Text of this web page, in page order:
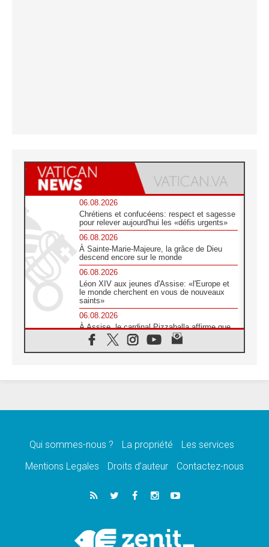
06.08.2026
Chrétiens et confucéens: respect et sagesse
pour relever aujourd'hui les «défis urgents»
06.08.2026
À Sainte-Marie-Majeure, la grâce de Dieu
descend encore sur le monde
06.08.2026
Léon XIV aux jeunes d'Assise: «l'Europe et
le monde cherchent en vous de nouveaux
saints»
06.08.2026
À Assise, le cardinal Pizzaballa affirme que
«les chrétiens veulent la paix»
06.08.2026
message de paix et de dignité humaine»
«La visite du Pape en Uruguay renforcera
05.08.2026
Le nonce en Ukraine: «Il est inquiétant
Léon XIV au Pérou, une lueur d'espoir pour
un peuple en quête de paix
Qui sommes-nous ? La propriété
Les services
Mentions Legales
Droits d’auteur Contactez-nous